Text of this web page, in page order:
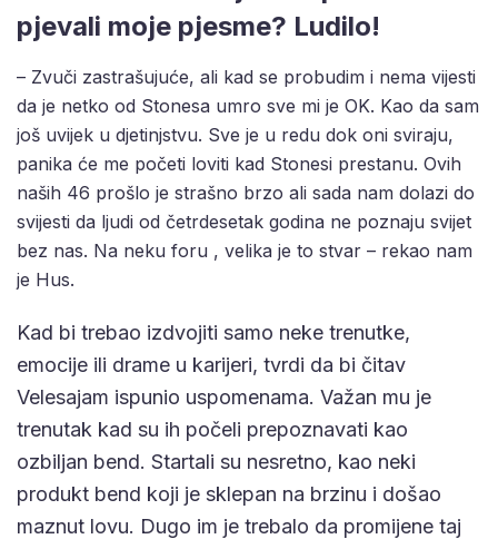
pjevali moje pjesme? Ludilo!
– Zvuči zastrašujuće, ali kad se probudim i nema vijesti
da je netko od Stonesa umro sve mi je OK. Kao da sam
još uvijek u djetinjstvu. Sve je u redu dok oni sviraju,
panika će me početi loviti kad Stonesi prestanu. Ovih
naših 46 prošlo je strašno brzo ali sada nam dolazi do
svijesti da ljudi od četrdesetak godina ne poznaju svijet
bez nas. Na neku foru , velika je to stvar – rekao nam
je Hus.
Kad bi trebao izdvojiti samo neke trenutke,
emocije ili drame u karijeri, tvrdi da bi čitav
Velesajam ispunio uspomenama. Važan mu je
trenutak kad su ih počeli prepoznavati kao
ozbiljan bend. Startali su nesretno, kao neki
produkt bend koji je sklepan na brzinu i došao
maznut lovu. Dugo im je trebalo da promijene taj